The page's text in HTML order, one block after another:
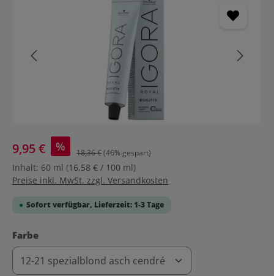
9,95 € % 18,36 €(46% gespart)
Inhalt: 60 ml (16,58 € / 100 ml)
Preise inkl. MwSt. zzgl. Versandkosten
Sofort verfügbar, Lieferzeit: 1-3 Tage
Farbeauswählen